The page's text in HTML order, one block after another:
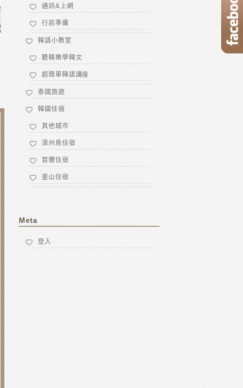
通訊&上網
行前準備
韓語小教室
聽韓樂學韓文
超簡單韓語講座
泰國旅遊
韓國住宿
其他城市
濟州島住宿
首爾住宿
釜山住宿
Meta
登入